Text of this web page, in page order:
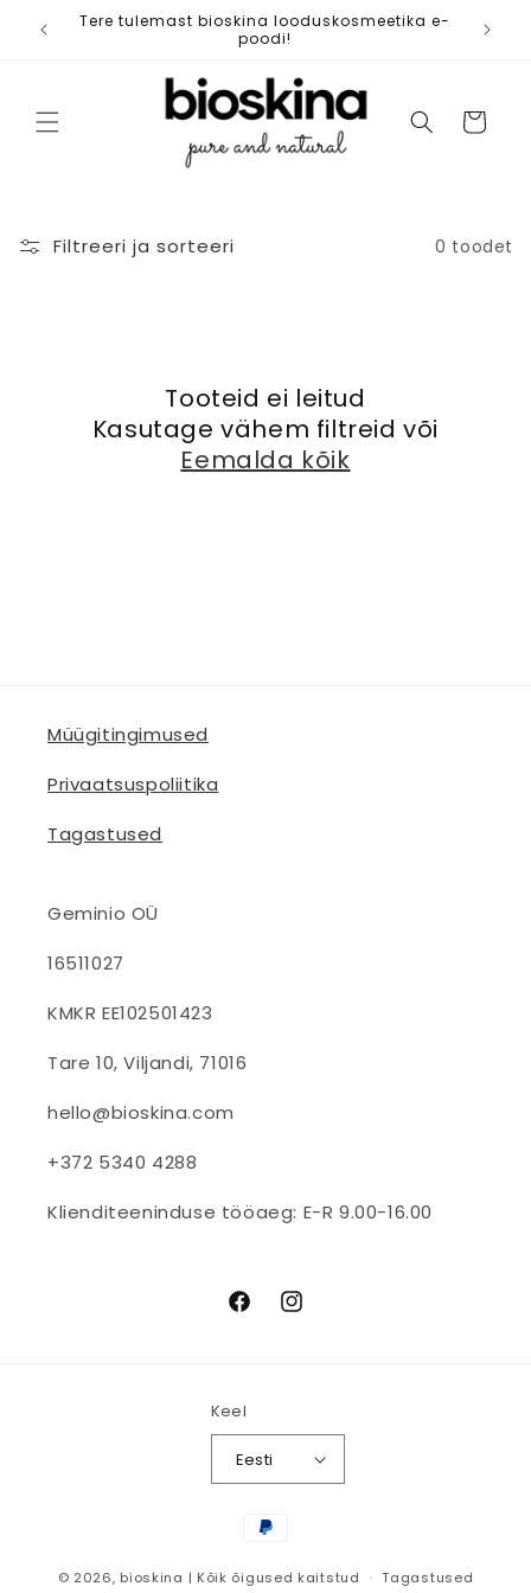
Jäta
vahele
Tere tulemast bioskina looduskosmeetika e-
poodi!
Ostukorv
Filtreeri ja sorteeri 0 toodet
Tooteid ei leitud
Kasutage vähem filtreid või
Eemalda kõik
Müügitingimused
Privaatsuspoliitika
Tagastused
Geminio OÜ
16511027
KMKR EE102501423
Tare 10, Viljandi, 71016
hello@bioskina.com
+372 5340 4288
Klienditeeninduse tööaeg: E-R 9.00-16.00
FacebookInstagram
Keel
Eesti
Makseviisid
© 2026, bioskina | Kõik õigused kaitstud Tagastused